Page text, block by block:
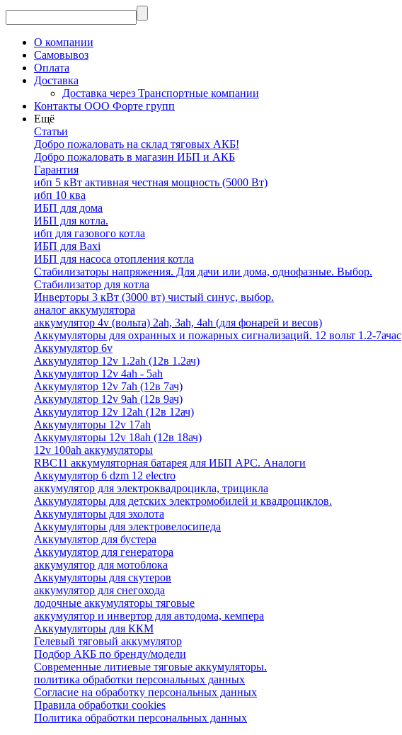
О компании
Самовывоз
Оплата
Доставка
Доставка через Транспортные компании
Контакты ООО Форте групп
Ещё
Статьи
Добро пожаловать на склад тяговых АКБ!
Добро пожаловать в магазин ИБП и АКБ
Гарантия
ибп 5 кВт активная честная мощность (5000 Вт)
ибп 10 ква
ИБП для дома
ИБП для котла.
ибп для газового котла
ИБП для Baxi
ИБП для насоса отопления котла
Стабилизаторы напряжения. Для дачи или дома, однофазные. Выбор.
Стабилизатор для котла
Инверторы 3 кВт (3000 вт) чистый синус, выбор.
аналог аккумулятора
аккумулятор 4v (вольта) 2ah, 3ah, 4ah (для фонарей и весов)
Аккумуляторы для охранных и пожарных сигнализаций. 12 вольт 1.2-7ачас
Аккумулятор 6v
Аккумулятор 12v 1.2ah (12в 1.2ач)
Аккумулятор 12v 4ah - 5ah
Аккумулятор 12v 7ah (12в 7ач)
Аккумулятор 12v 9ah (12в 9ач)
Аккумулятор 12v 12ah (12в 12ач)
Аккумуляторы 12v 17ah
Аккумуляторы 12v 18ah (12в 18ач)
12v 100ah аккумуляторы
RBC11 аккумуляторная батарея для ИБП APC. Аналоги
Аккумулятор 6 dzm 12 electro
аккумулятор для электроквадроцикла, трицикла
Аккумуляторы для детских электромобилей и квадроциклов.
Аккумуляторы для эхолота
Аккумуляторы для электровелосипеда
Аккумулятор для бустера
Аккумулятор для генератора
аккумулятор для мотоблока
Аккумуляторы для скутеров
аккумулятор для снегохода
лодочные аккумуляторы тяговые
аккумулятор и инвертор для автодома, кемпера
Аккумуляторы для ККМ
Гелевый тяговый аккумулятор
Подбор АКБ по бренду/модели
Современные литиевые тяговые аккумуляторы.
политика обработки персональных данных
Согласие на обработку персональных данных
Правила обработки cookies
Политика обработки персональных данных